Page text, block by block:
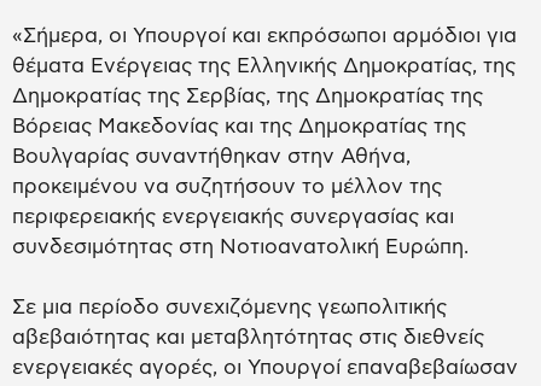
«Σήμερα, οι Υπουργοί και εκπρόσωποι αρμόδιοι για
θέματα Ενέργειας της Ελληνικής Δημοκρατίας, της
Δημοκρατίας της Σερβίας, της Δημοκρατίας της
Βόρειας Μακεδονίας και της Δημοκρατίας της
Βουλγαρίας συναντήθηκαν στην Αθήνα,
προκειμένου να συζητήσουν το μέλλον της
περιφερειακής ενεργειακής συνεργασίας και
συνδεσιμότητας στη Νοτιοανατολική Ευρώπη.
Σε μια περίοδο συνεχιζόμενης γεωπολιτικής
αβεβαιότητας και μεταβλητότητας στις διεθνείς
ενεργειακές αγορές, οι Υπουργοί επαναβεβαίωσαν